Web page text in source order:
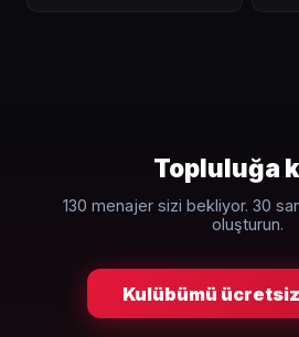
Topluluğa
130 menajer sizi bekliyor. 30
oluşturun.
Kulübümü